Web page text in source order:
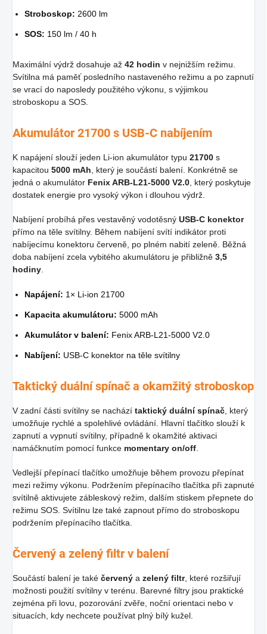
Stroboskop: 2600 lm
SOS: 150 lm / 40 h
Maximální výdrž dosahuje až 42 hodin v nejnižším režimu.
Svítilna má paměť posledního nastaveného režimu a po zapnutí
se vrací do naposledy použitého výkonu, s výjimkou
stroboskopu a SOS.
Akumulátor 21700 s USB-C nabíjením
K napájení slouží jeden Li-ion akumulátor typu 21700 s
kapacitou 5000 mAh , který je součástí balení. Konkrétně se
jedná o akumulátor Fenix ARB-L21-5000 V2.0 , který poskytuje
dostatek energie pro vysoký výkon i dlouhou výdrž.
Nabíjení probíhá přes vestavěný vodotěsný USB-C konektor
přímo na těle svítilny. Během nabíjení svítí indikátor proti
nabíjecímu konektoru červeně, po plném nabití zeleně. Běžná
doba nabíjení zcela vybitého akumulátoru je přibližně 3,5
hodiny
Napájení: 1× Li-ion 21700
Kapacita akumulátoru: 5000 mAh
Akumulátor v balení: Fenix ARB-L21-5000 V2.0
Nabíjení: USB-C konektor na těle svítilny
Taktický duální spínač a okamžitý stroboskop
V zadní části svítilny se nachází taktický duální spínač , který
umožňuje rychlé a spolehlivé ovládání. Hlavní tlačítko slouží k
zapnutí a vypnutí svítilny, případně k okamžité aktivaci
namáčknutím pomocí funkce momentary on/off
Vedlejší přepínací tlačítko umožňuje během provozu přepínat
mezi režimy výkonu. Podržením přepínacího tlačítka při zapnuté
svítilně aktivujete zábleskový režim, dalším stiskem přepnete do
režimu SOS. Svítilnu lze také zapnout přímo do stroboskopu
podržením přepínacího tlačítka.
Červený a zelený filtr v balení
Součástí balení je také červený a zelený filtr, které rozšiřují
možnosti použití svítilny v terénu. Barevné filtry jsou praktické
zejména při lovu, pozorování zvěře, noční orientaci nebo v
situacích, kdy nechcete používat plný bílý kužel.